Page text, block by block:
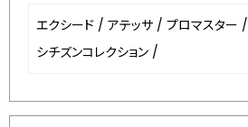
エクシード / アテッサ / プロマスター /
シチズンコレクション /